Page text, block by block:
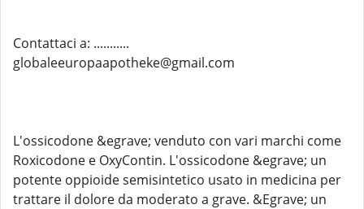
Contattaci a: ...........
globaleeuropaapotheke@gmail.com
L'ossicodone &egrave; venduto con vari marchi come
Roxicodone e OxyContin. L'ossicodone &egrave; un
potente oppioide semisintetico usato in medicina per
trattare il dolore da moderato a grave. &Egrave; un